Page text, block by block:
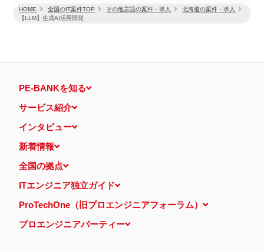
HOME 全国のIT案件TOP その他言語の案件・求人
北海道の案件・求人
【LLM】生成AI活用開発
PE-BANKを知る
サービス紹介
インタビュー
新着情報
全国の拠点
ITエンジニア独立ガイド
ProTechOne（旧プロエンジニアフォーラム）
プロエンジニアパーティー